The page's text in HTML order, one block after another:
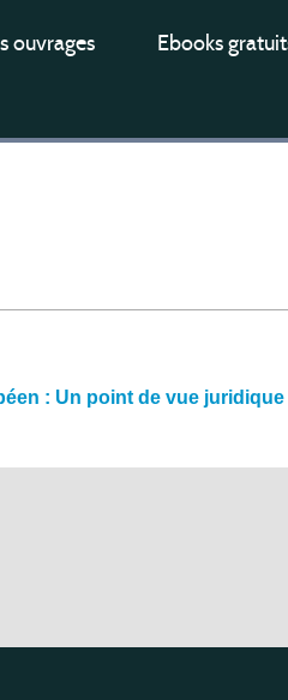
ouvrages Ebooks
: Un point de vue